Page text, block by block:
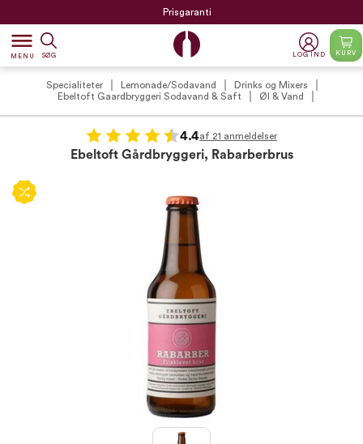
Prisgaranti
dehaze
MENU SØG LOG IND KURV
Specialiteter Lemonade/Sodavand
Drinks og Mixers
Ebeltoft Gaardbryggeri Sodavand & Saft
Øl & Vand
4.4af 21 anmeldelser
Ebeltoft Gårdbryggeri, Rabarberbrus